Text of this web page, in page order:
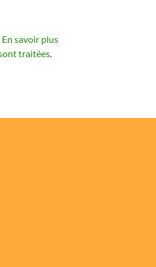
En savoir plus
traitées.